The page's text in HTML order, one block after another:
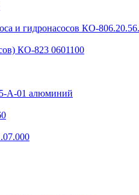
и гидронасосов КО-
КО-823 0601100
А-01 алюминий